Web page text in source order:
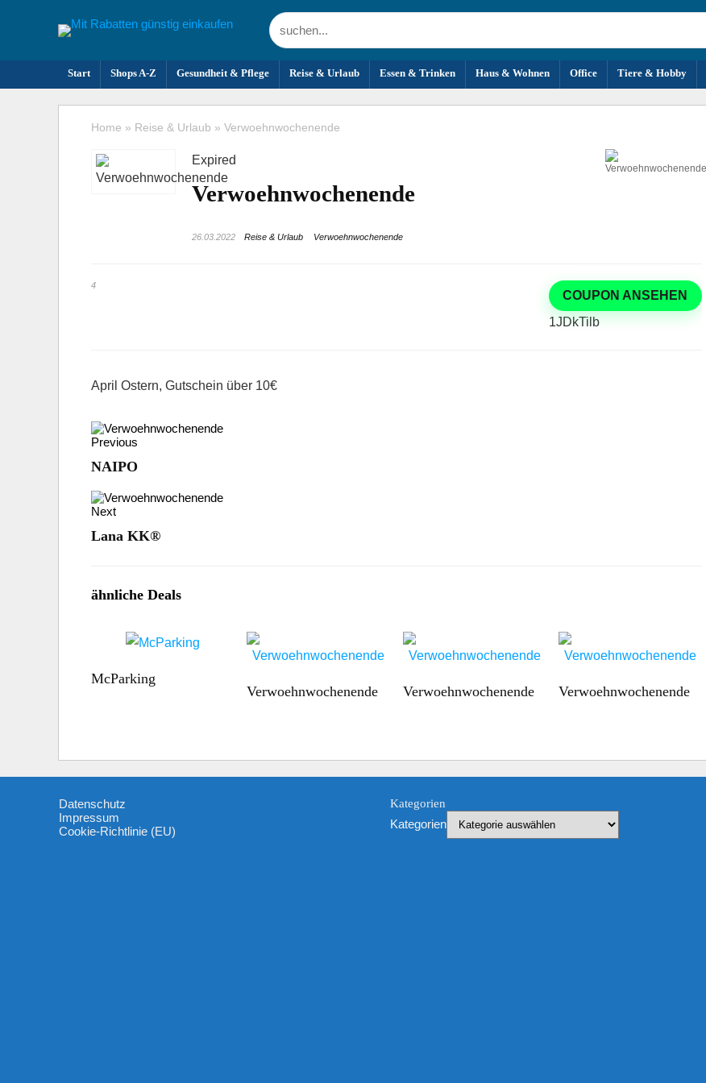
Start Shops A-Z Gesundheit & Pflege Reise & Urlaub Essen & Trinken Haus & Wohnen Office Tiere & Hobby
Home » Reise & Urlaub » Verwoehnwochenende
Expired
Verwoehnwochenende
26.03.2022 Reise & Urlaub Verwoehnwochenende
4
COUPON ANSEHEN
1JDkTilb
April Ostern, Gutschein über 10€
Previous
NAIPO
Next
Lana KK®
ähnliche Deals
McParking
Verwoehnwochenende
Verwoehnwochenende Verwoehnwochenende
Datenschutz
Impressum
Cookie-Richtlinie (EU)
Kategorien
Kategorien